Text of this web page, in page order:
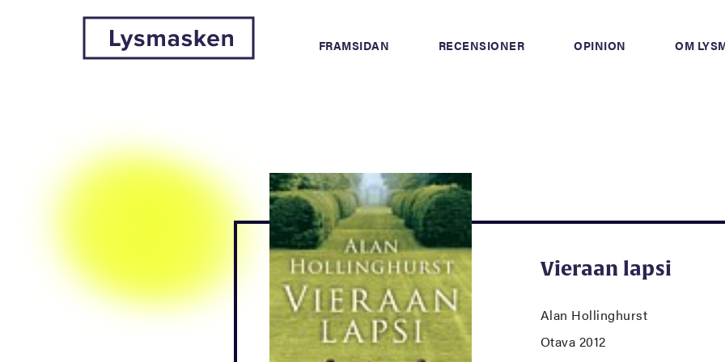
FRAMSIDAN RECENSIONER OPINION OM
Vieraan lapsi
Alan Hollinghurst
Otava 2012